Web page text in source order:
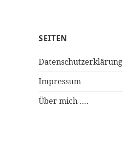
SEITEN
Datenschutzerklärung
Impressum
Über mich ….